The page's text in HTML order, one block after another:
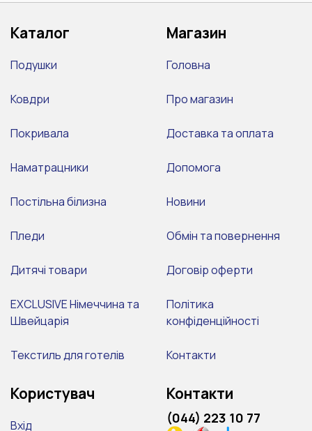
Каталог
Подушки
Ковдри
Покривала
Наматрацники
Постільна білизна
Пледи
Дитячі товари
EXCLUSIVE Німеччина та
Швейцарія
Текстиль для готелів
Магазин
Головна
Про магазин
Доставка та оплата
Допомога
Новини
Обмін та повернення
Договір оферти
Політика
конфіденційності
Контакти
Користувач
Вхід
Контакти
(044) 223 10 77